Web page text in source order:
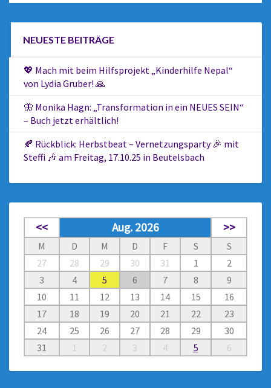
NEUESTE BEITRÄGE
💖 Mach mit beim Hilfsprojekt „Kinderhilfe Nepal“
von Lydia Gruber! 🙏
🦋 Monika Hagn: „Transformation in ein NEUES SEIN“
– Buch jetzt erhältlich!
🍂 Rückblick: Herbstbeat – Vernetzungsparty 🎉 mit
Steffi 🎶 am Freitag, 17.10.25 in Beutelsbach
<< Aug. 2026 >>
M D M D F S
S
27
28 29 30 31 1
2
3
4 5 6 7 8
9
10
11 12 13 14 15
16
17
18 19 20 21 22
23
24
25 26 27 28 29
30
31
1 2 3 4 5 6